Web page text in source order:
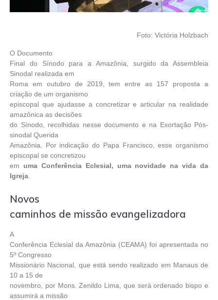
Foto: Victória Holzbach
O Documento
Final do Sínodo para a Amazônia, surgido da Assembleia
Sinodal realizada em
Roma em outubro de 2019, tem entre as 157 proposta a
criação de um organismo
episcopal que ajudasse a concretizar e articular na realidade
amazônica as decisões
do Sínodo, recolhidas nesse documento e na Exortação Pós-
sinodal Querida
Amazônia. Por indicação do Papa Francisco, esse organismo
episcopal se concretizou
em uma Conferência Eclesial, uma novidade na vida da
Igreja
Novos
caminhos de missão evangelizadora
A
Conferência Eclesial da Amazônia (CEAMA) foi apresentada no
5º Congresso
Missionário Nacional, que está sendo realizado em Manaus de
10 a 15 de
novembro, por Mons. Zenildo Lima, que será ordenado bispo e
assumirá a missão